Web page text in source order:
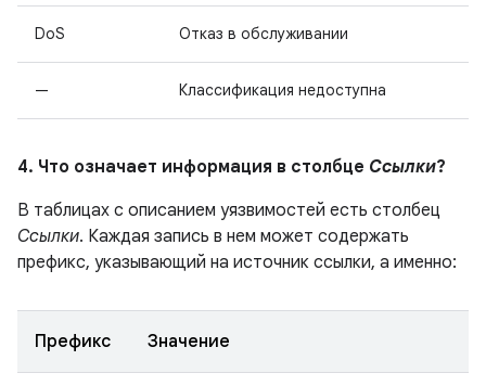
DoS Отказ в обслуживании
— Классификация недоступна
4. Что означает информация в столбце Ссылки?
В таблицах с описанием уязвимостей есть столбец
Ссылки. Каждая запись в нем может содержать
префикс, указывающий на источник ссылки, а именно:
Префикс Значение